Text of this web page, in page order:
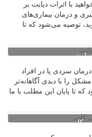
با اثرات دیابت بر
و درمان بیماری‌های
توصیه می‌شود که تا
سردی پا در افراد
را با دیدی آگاهانه‌تر
که تا پایان این مطلب با ما
کلی